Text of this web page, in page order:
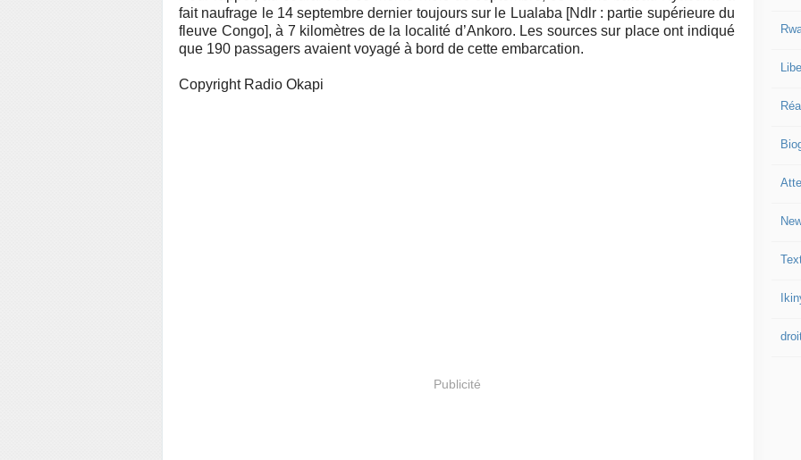
fait naufrage le 14 septembre dernier toujours sur le Lualaba [Ndlr : partie supérieure du
fleuve Congo], à 7 kilomètres de la localité d’Ankoro. Les sources sur place ont indiqué
que 190 passagers avaient voyagé à bord de cette embarcation.
Copyright Radio Okapi
Publicité